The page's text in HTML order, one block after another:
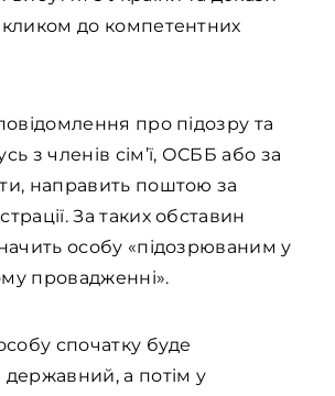
до компетентних
про підозру та
з членів сім’ї, ОСББ або за
направить поштою за
За таких обставин
особу «підозрюваним у
провадженні».
спочатку буде
а потім у